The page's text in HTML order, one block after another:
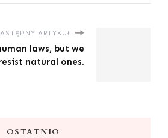
ARTYKUŁ
laws, but we
natural ones.
OSTATNIO